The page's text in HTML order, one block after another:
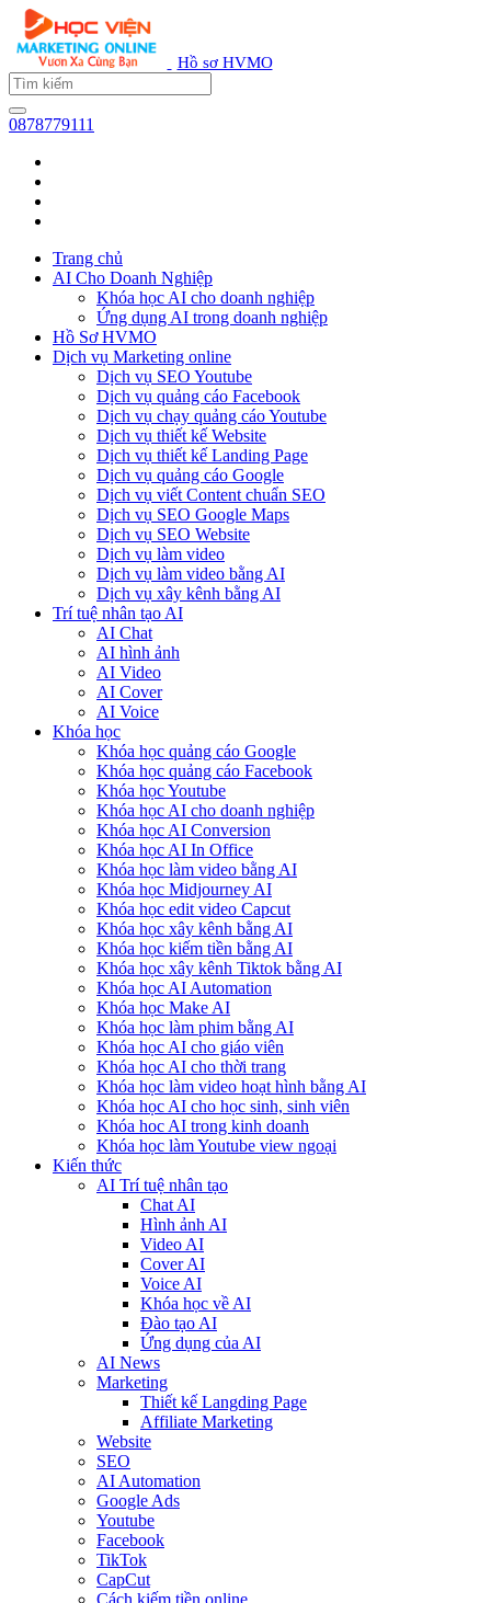
Hồ sơ HVMO
0878779111
Trang chủ
AI Cho Doanh Nghiệp
Khóa học AI cho doanh nghiệp
Ứng dụng AI trong doanh nghiệp
Hồ Sơ HVMO
Dịch vụ Marketing online
Dịch vụ SEO Youtube
Dịch vụ quảng cáo Facebook
Dịch vụ chạy quảng cáo Youtube
Dịch vụ thiết kế Website
Dịch vụ thiết kế Landing Page
Dịch vụ quảng cáo Google
Dịch vụ viết Content chuẩn SEO
Dịch vụ SEO Google Maps
Dịch vụ SEO Website
Dịch vụ làm video
Dịch vụ làm video bằng AI
Dịch vụ xây kênh bằng AI
Trí tuệ nhân tạo AI
AI Chat
AI hình ảnh
AI Video
AI Cover
AI Voice
Khóa học
Khóa học quảng cáo Google
Khóa học quảng cáo Facebook
Khóa học Youtube
Khóa học AI cho doanh nghiệp
Khóa học AI Conversion
Khóa học AI In Office
Khóa học làm video bằng AI
Khóa học Midjourney AI
Khóa học edit video Capcut
Khóa học xây kênh bằng AI
Khóa học kiếm tiền bằng AI
Khóa học xây kênh Tiktok bằng AI
Khóa học AI Automation
Khóa học Make AI
Khóa học làm phim bằng AI
Khóa học AI cho giáo viên
Khóa học AI cho thời trang
Khóa học làm video hoạt hình bằng AI
Khóa học AI cho học sinh, sinh viên
Khóa hoc AI trong kinh doanh
Khóa học làm Youtube view ngoại
Kiến thức
AI Trí tuệ nhân tạo
Chat AI
Hình ảnh AI
Video AI
Cover AI
Voice AI
Khóa học về AI
Đào tạo AI
Ứng dụng của AI
AI News
Marketing
Thiết kế Langding Page
Affiliate Marketing
Website
SEO
AI Automation
Google Ads
Youtube
Facebook
TikTok
CapCut
Cách kiếm tiền online